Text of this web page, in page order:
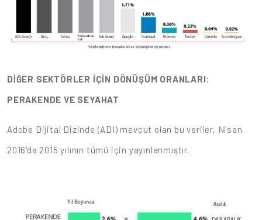
DİĞER SEKTÖRLER İÇİN DÖNÜŞÜM ORANLARI:
PERAKENDE VE SEYAHAT
Adobe Dijital Dizinde (ADI) mevcut olan bu veriler, Nisan
2016'da 2015 yılının tümü için yayınlanmıştır.